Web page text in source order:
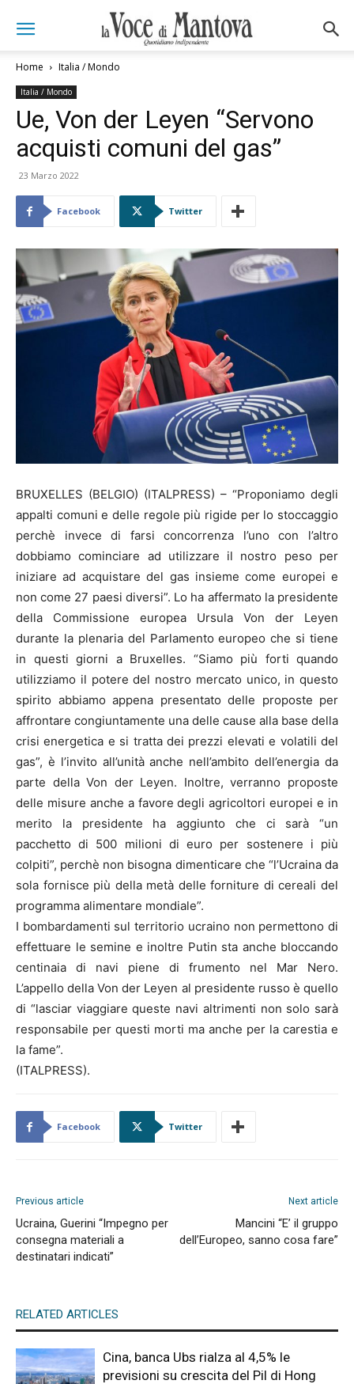
Home Italia / Mondo
Italia / Mondo
Ue, Von der Leyen “Servono
acquisti comuni del gas”
23 Marzo 2022
Facebook Twitter
BRUXELLES (BELGIO) (ITALPRESS) – “Proponiamo degli
appalti comuni e delle regole più rigide per lo stoccaggio
perchè invece di farsi concorrenza l’uno con l’altro
dobbiamo cominciare ad utilizzare il nostro peso per
iniziare ad acquistare del gas insieme come europei e
non come 27 paesi diversi”. Lo ha affermato la presidente
della Commissione europea Ursula Von der Leyen
durante la plenaria del Parlamento europeo che si tiene
in questi giorni a Bruxelles. “Siamo più forti quando
utilizziamo il potere del nostro mercato unico, in questo
spirito abbiamo appena presentato delle proposte per
affrontare congiuntamente una delle cause alla base della
crisi energetica e si tratta dei prezzi elevati e volatili del
gas”, è l’invito all’unità anche nell’ambito dell’energia da
parte della Von der Leyen. Inoltre, verranno proposte
delle misure anche a favore degli agricoltori europei e in
merito la presidente ha aggiunto che ci sarà “un
pacchetto di 500 milioni di euro per sostenere i più
colpiti”, perchè non bisogna dimenticare che “l’Ucraina da
sola fornisce più della metà delle forniture di cereali del
programma alimentare mondiale”.
I bombardamenti sul territorio ucraino non permettono di
effettuare le semine e inoltre Putin sta anche bloccando
centinaia di navi piene di frumento nel Mar Nero.
L’appello della Von der Leyen al presidente russo è quello
di “lasciar viaggiare queste navi altrimenti non solo sarà
responsabile per questi morti ma anche per la carestia e
la fame”.
(ITALPRESS).
Facebook Twitter
Previous article
Ucraina, Guerini “Impegno per
consegna materiali a
destinatari indicati”
Next article
Mancini “E’ il gruppo
dell’Europeo, sanno cosa fare”
RELATED ARTICLES
Cina, banca Ubs rialza al 4,5% le
previsioni su crescita del Pil di Hong